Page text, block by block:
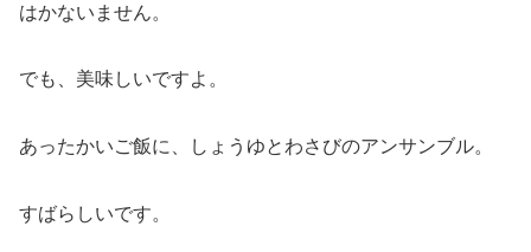
はかないません。
でも、美味しいですよ。
あったかいご飯に、しょうゆとわさびのアンサンブル。
すばらしいです。